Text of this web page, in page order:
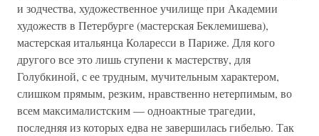
и зодчества, художественное училище при Академии
художеств в Петербурге (мастерская Беклемишева),
мастерская итальянца Коларесси в Париже. Для кого
другого все это лишь ступени к мастерству, для
Голубкиной, с ее трудным, мучительным характером,
слишком прямым, резким, нравственно нетерпимым, во
всем максималистским — одноактные трагедии,
последняя из которых едва не завершилась гибелью. Так